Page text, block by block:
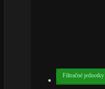
Filtračné jednotky